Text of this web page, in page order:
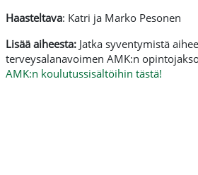
Haasteltava: Katri ja Marko Pesonen
Lisää aiheesta: Jatka syventymistä
terveysalanavoimen AMK:n
AMK:n koulutussisältöihin tästä!